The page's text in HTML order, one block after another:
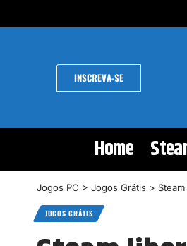
INSCREVA-SE
Home
Jogos PC > Jogos Grátis >
JOGOS GRÁTIS